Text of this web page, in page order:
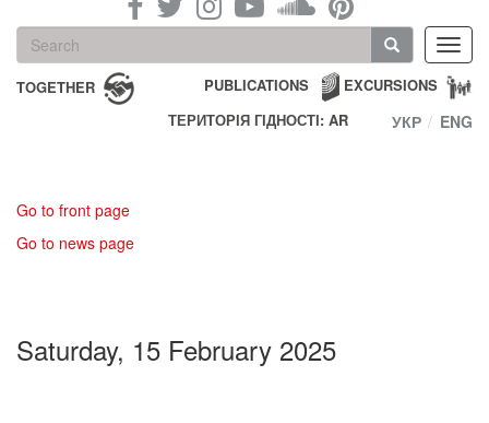
Search
form
Search
TOGETHER EXCURSIONS
PUBLICATIONS
ТЕРИТОРІЯ ГІДНОСТІ: AR
УКР ENG
Go to front page
Go to news page
Saturday, 15 February 2025